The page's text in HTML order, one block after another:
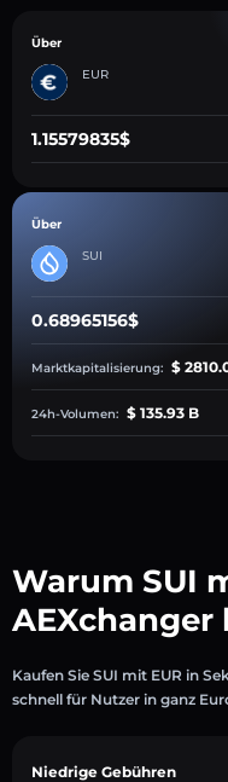
Über
EUR
1.15579835$
Über
SUI
0.68965156$
Marktkapitalisierung: $
24h-Volumen: $ 135.93 B
Warum SUI
AEXchanger
Kaufen Sie SUI mit EUR in
schnell für Nutzer in ganz
Niedrige Gebühren